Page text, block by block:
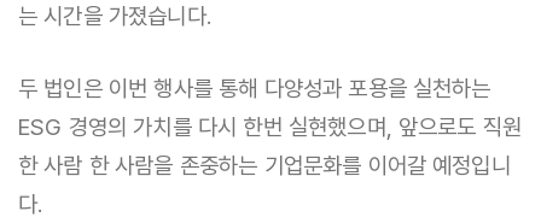
는 시간을 가졌습니다.
두 법인은 이번 행사를 통해 다양성과 포용을 실천하는
ESG 경영의 가치를 다시 한번 실현했으며, 앞으로도 직원
한 사람 한 사람을 존중하는 기업문화를 이어갈 예정입니
다.